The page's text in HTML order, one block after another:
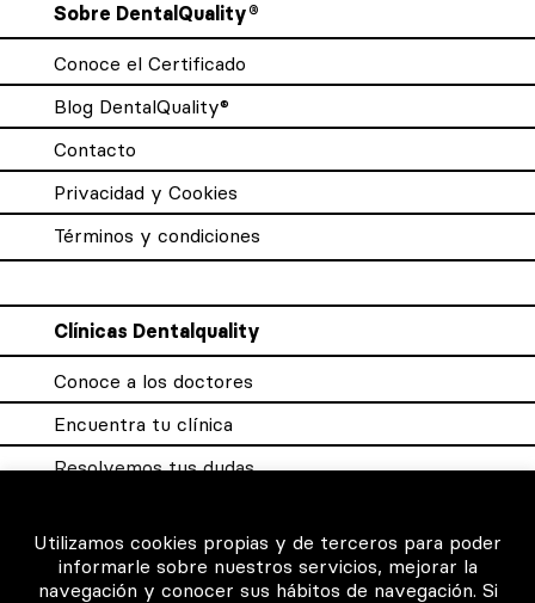
Sobre DentalQuality®
Conoce el Certificado
Blog DentalQuality®
Contacto
Privacidad y Cookies
Términos y condiciones
Clínicas Dentalquality
Conoce a los doctores
Encuentra tu clínica
Resolvemos tus dudas
Utilizamos cookies propias y de terceros para poder
informarle sobre nuestros servicios, mejorar la
navegación y conocer sus hábitos de navegación. Si